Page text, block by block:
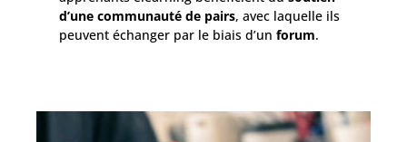
d’une communauté de pairs, avec laquelle ils
peuvent échanger par le biais d’un forum.